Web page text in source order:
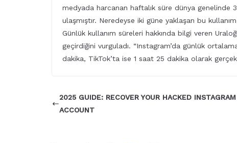
medyada harcanan haftalık süre dünya genelinde
ulaşmıştır. Neredeyse iki güne yaklaşan bu
Günlük kullanım süreleri hakkında bilgi veren
geçirdiğini vurguladı. “Instagram’da günlük
dakika, TikTok’ta ise 1 saat 25 dakika olarak
2025 GUIDE: RECOVER YOUR HACKED INSTAGRAM
ACCOUNT